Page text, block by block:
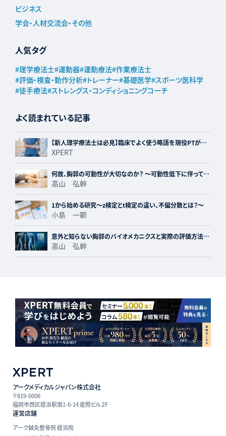
ビジネス
学会・人材交流会・その他
人気タグ
#理学療法士#運動器#運動療法#作業療法士
#評価・検査・動作分析#トレーナー#基礎医学#スポーツ医科学
#徒手療法#ストレングス・コンディショニングコーチ
よく読まれている記事
【新人理学療法士は必見】臨床でよく使う略語を現役PTが紹
介！
XPERT
何故、胸郭の可動性が大切なのか？ ～可動性低下に伴って生
じる障害とあわせて解説～
高山 弘幹
1から始める研究〜z検定とt検定の違い、不偏分散とは？〜
小島 一範
意外と知らない胸郭のバイオメカニクスと実際の評価方法に
ついて
高山 弘幹
アークメディカルジャパン株式会社
〒819-0006
福岡市西区姪浜駅南1-6-14 産照ビル２F
運営店舗
アーク鍼灸整骨院 姪浜院